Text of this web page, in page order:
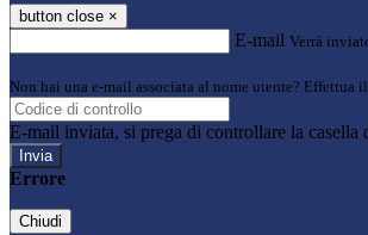
button close ×
E-mail Verrà
Non hai una e-mail associata al nome utente? Effettua
E-mail inviata, si prega di controllare la casella
Errore
Chiudi